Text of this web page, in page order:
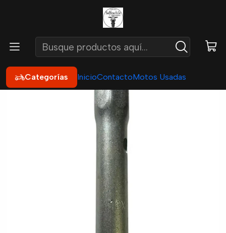
Categorías InicioContactoMotos Usadas
Accesorios
Herramientas
Llave Bujía Moto 2 Medidas 14-15 mm